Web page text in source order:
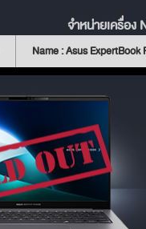
จำหน่ายเครื่อง
Name : Asus